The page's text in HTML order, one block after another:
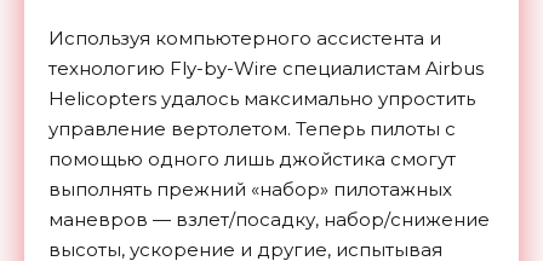
Используя компьютерного ассистента и
технологию Fly-by-Wire специалистам Airbus
Helicopters удалось максимально упростить
управление вертолетом. Теперь пилоты с
помощью одного лишь джойстика смогут
выполнять прежний «набор» пилотажных
маневров — взлет/посадку, набор/снижение
высоты, ускорение и другие, испытывая